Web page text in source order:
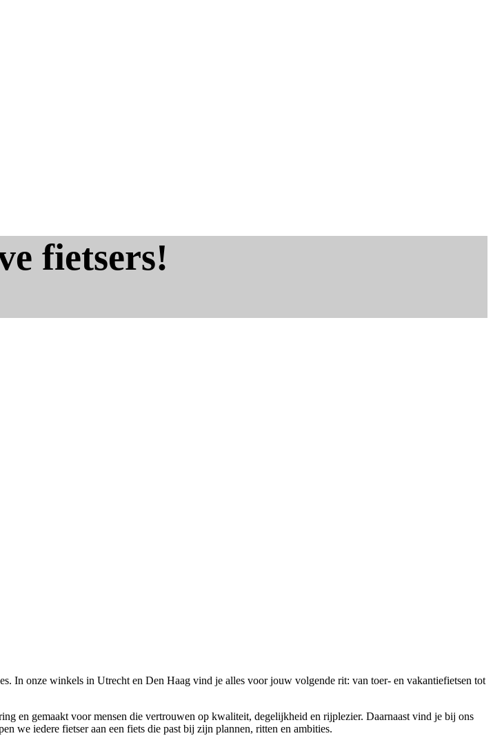
fietsers!
In onze winkels in Utrecht en Den Haag vind je alles voor jouw volgende rit: van toer- en vakantiefietsen tot
en gemaakt voor mensen die vertrouwen op kwaliteit, degelijkheid en rijplezier. Daarnaast vind je bij ons
we iedere fietser aan een fiets die past bij zijn plannen, ritten en ambities.